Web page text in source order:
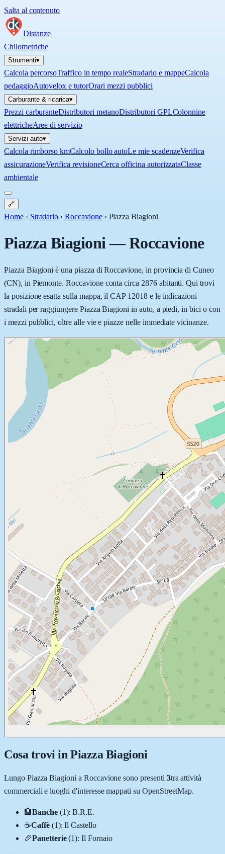
Salta al contenuto
Distanze
Chilometriche
Strumenti▾
Calcola percorsoTraffico in tempo realeStradario e mappeCalcola
pedaggioAutovelox e tutorOrari mezzi pubblici
Carburante & ricarica▾
Prezzi carburanteDistributori metanoDistributori GPLColonnine
elettricheAree di servizio
Servizi auto▾
Calcola rimborso kmCalcolo bollo autoLe mie scadenzeVerifica
assicurazioneVerifica revisioneCerca officina autorizzataClasse
ambientale
🔗
Home › Stradario › Roccavione › Piazza Biagioni
Piazza Biagioni—Roccavione
Piazza Biagioni è una piazza di Roccavione, in provincia di Cuneo
(CN), in Piemonte. Roccavione conta circa 2876 abitanti. Qui trovi
la posizione esatta sulla mappa, il CAP 12018 e le indicazioni
stradali per raggiungere Piazza Biagioni in auto, a piedi, in bici o con
i mezzi pubblici, oltre alle vie e piazze nelle immediate vicinanze.
Cosa trovi in Piazza Biagioni
Lungo Piazza Biagioni a Roccavione sono presenti 3tra attività
commerciali e luoghi d'interesse mappati su OpenStreetMap.
🏦Banche (1):B.R.E.
☕Caffè (1):Il Castello
🥖Panetterie (1):Il Fornaio